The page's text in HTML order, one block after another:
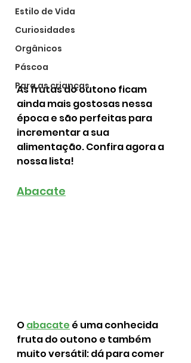
Estilo de Vida
Curiosidades
Orgânicos
Páscoa
Para as crianças
As frutas do outono ficam
ainda mais gostosas nessa
época e são perfeitas para
incrementar a sua
alimentação. Confira agora a
nossa lista!
Abacate
O abacate é uma conhecida
fruta do outono e também
muito versátil: dá para comer